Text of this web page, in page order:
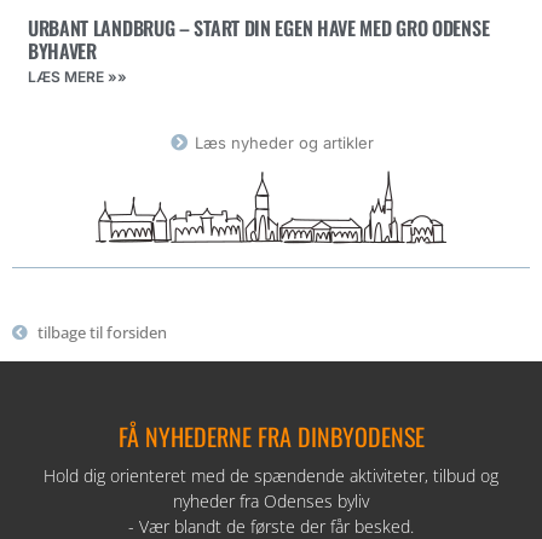
URBANT LANDBRUG – START DIN EGEN HAVE MED GRO ODENSE
BYHAVER
LÆS MERE »»
Læs nyheder og artikler
tilbage til forsiden
FÅ NYHEDERNE FRA DINBYODENSE
Hold dig orienteret med de spændende aktiviteter, tilbud og
nyheder fra Odenses byliv
- Vær blandt de første der får besked.